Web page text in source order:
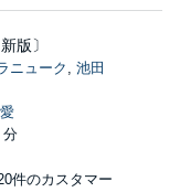
版〕
ニューク, 池田
分
件のカスタマー